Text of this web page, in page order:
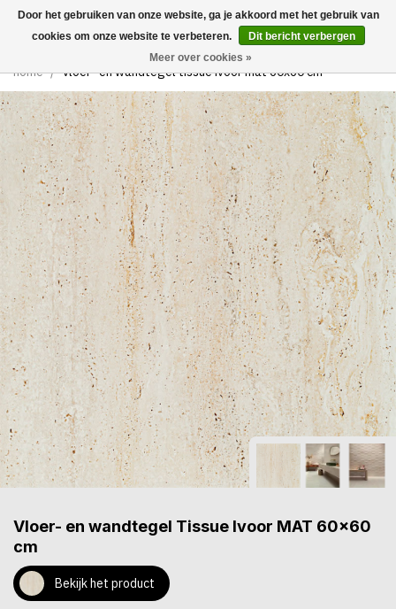
0
home / vloer- en wandtegel tissue ivoor mat 60x60 cm
Vloer- en wandtegel Tissue Ivoor MAT 60x60
cm
Bekijk het product
Door het gebruiken van onze website, ga je akkoord met het gebruik van
cookies om onze website te verbeteren.
Dit bericht verbergen
Meer over cookies »